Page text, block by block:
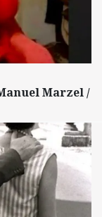
Marzel /